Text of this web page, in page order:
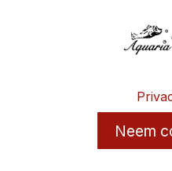
Neem